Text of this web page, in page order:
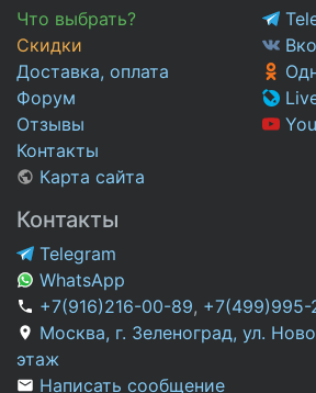
Что выбрать?
Скидки
Доставка, оплата
Форум
Отзывы
Контакты
Карта сайта
Контакты
Telegram
WhatsApp
+7(916)216-00-89, +7(499)995-
Москва, г. Зеленоград, ул.
этаж
Написать сообщение